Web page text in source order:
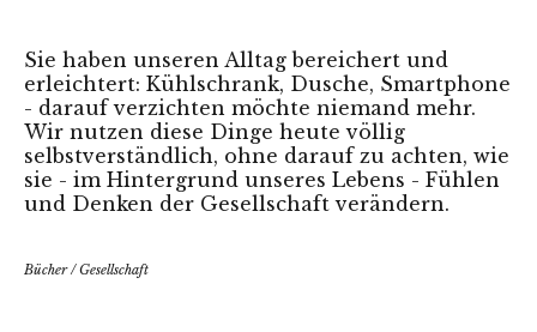
Sie haben unseren Alltag bereichert und
erleichtert: Kühlschrank, Dusche, Smartphone
- darauf verzichten möchte niemand mehr.
Wir nutzen diese Dinge heute völlig
selbstverständlich, ohne darauf zu achten, wie
sie - im Hintergrund unseres Lebens - Fühlen
und Denken der Gesellschaft verändern.
Bücher/Gesellschaft